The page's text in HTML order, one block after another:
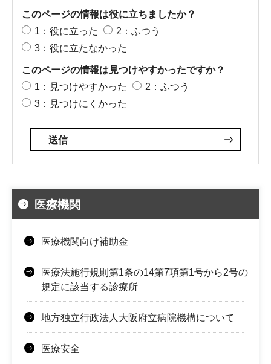
このページの情報は役に立ちましたか？
1：役に立った
2：ふつう
3：役に立たなかった
このページの情報は見つけやすかったですか？
1：見つけやすかった
2：ふつう
3：見つけにくかった
医療機関
医療機関向け補助金
医療法施行規則第1条の14第7項第1号から2号の
規定に該当する診療所
地方独立行政法人大阪府立病院機構について
医療安全